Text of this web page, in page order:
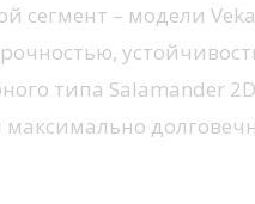
сегмент – модели
типа Salamander
максимально